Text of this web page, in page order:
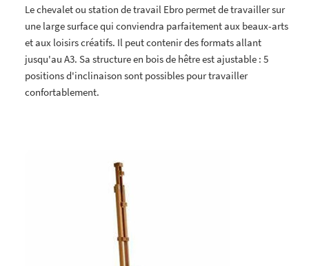
Le chevalet ou station de travail Ebro permet de travailler sur
une large surface qui conviendra parfaitement aux beaux-arts
et aux loisirs créatifs. Il peut contenir des formats allant
jusqu'au A3. Sa structure en bois de hêtre est ajustable : 5
positions d'inclinaison sont possibles pour travailler
confortablement.